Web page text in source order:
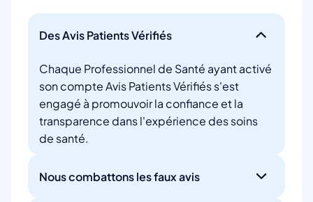
Des Avis Patients Vérifiés
Chaque Professionnel de Santé ayant activé
son compte Avis Patients Vérifiés s'est
engagé à promouvoir la confiance et la
transparence dans l'expérience des soins
de santé.
Nous combattons les faux avis